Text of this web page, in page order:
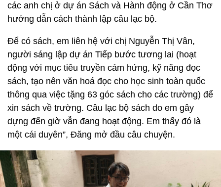
các anh chị ở dự án Sách và Hành động ở Cần Thơ
hướng dẫn cách thành lập câu lạc bộ.
Để có sách, em liên hệ với chị Nguyễn Thị Vân,
người sáng lập dự án Tiếp bước tương lai (hoạt
động với mục tiêu truyền cảm hứng, kỹ năng đọc
sách, tạo nên văn hoá đọc cho học sinh toàn quốc
thông qua việc tặng 63 góc sách cho các trường) để
xin sách về trường. Câu lạc bộ sách do em gây
dựng đến giờ vẫn đang hoạt động. Em thấy đó là
một cái duyên”, Đăng mở đầu câu chuyện.